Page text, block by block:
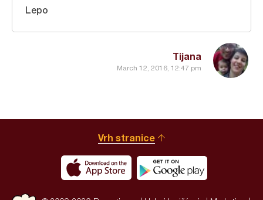
Tijana
March 12, 2016, 12:47 pm
Lepo
Vrh stranice